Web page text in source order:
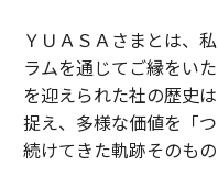
ＹＵＡＳＡさまとは、
ラムを通じてご縁をい
を迎えられた社の歴史
捉え、多様な価値を「
続けてきた軌跡そのも